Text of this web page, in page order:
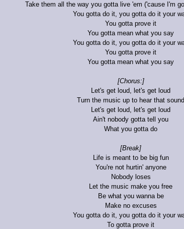
Take them all the way you gotta live 'em ('cause I'm
You gotta do it, you gotta do it your
You gotta prove it
You gotta mean what you say
You gotta do it, you gotta do it your
You gotta prove it
You gotta mean what you say
[Chorus:]
Let's get loud, let's get loud
Turn the music up to hear that sound
Let's get loud, let's get loud
Ain't nobody gotta tell you
What you gotta do
[Break]
Life is meant to be big fun
You're not hurtin' anyone
Nobody loses
Let the music make you free
Be what you wanna be
Make no excuses
You gotta do it, you gotta do it your
To gotta prove it